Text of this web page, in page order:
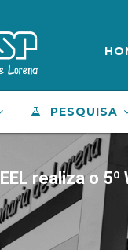
PESQUISA
EEL realiza o